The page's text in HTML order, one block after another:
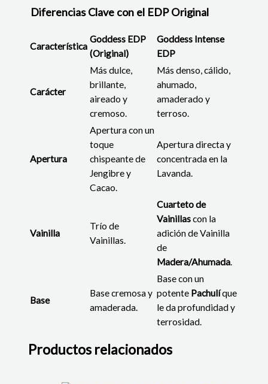
Diferencias Clave con el EDP Original
Característica
Goddess EDP
(Original)
Goddess Intense
EDP
Carácter
Más dulce,
brillante,
aireado y
cremoso.
Más denso, cálido,
ahumado,
amaderado y
terroso.
Apertura
Apertura con un
toque
chispeante de
Jengibre y
Cacao.
Apertura directa y
concentrada en la
Lavanda.
Vainilla
Trío de
Vainillas.
Cuarteto de
Vainillascon la
adición de Vainilla
de
Madera/Ahumada.
Base
Base cremosa y
amaderada.
Base con un
potente Pachulíque
le da profundidad y
terrosidad.
Productos relacionados